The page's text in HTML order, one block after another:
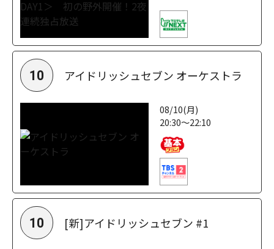
10 アイドリッシュセブン オーケストラ
08/10(月)
20:30～22:10
10 [新]アイドリッシュセブン #1